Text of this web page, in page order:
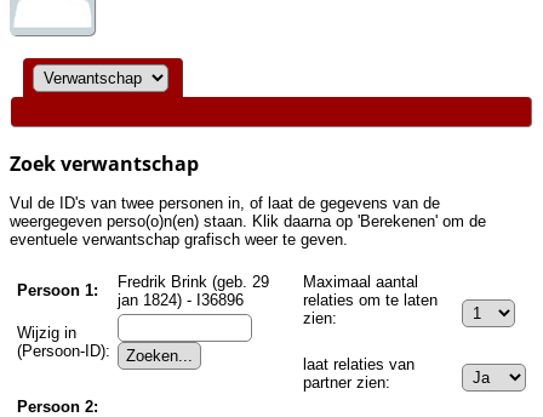
Zoek verwantschap
Vul de ID's van twee personen in, of laat de gegevens van de
weergegeven perso(o)n(en) staan. Klik daarna op 'Berekenen' om de
eventuele verwantschap grafisch weer te geven.
Persoon 1:
Fredrik Brink (geb. 29
jan 1824) - I36896
Wijzig in
(Persoon-ID):
Persoon 2:
Maximaal aantal
relaties om te laten
zien:
laat relaties van
partner zien: